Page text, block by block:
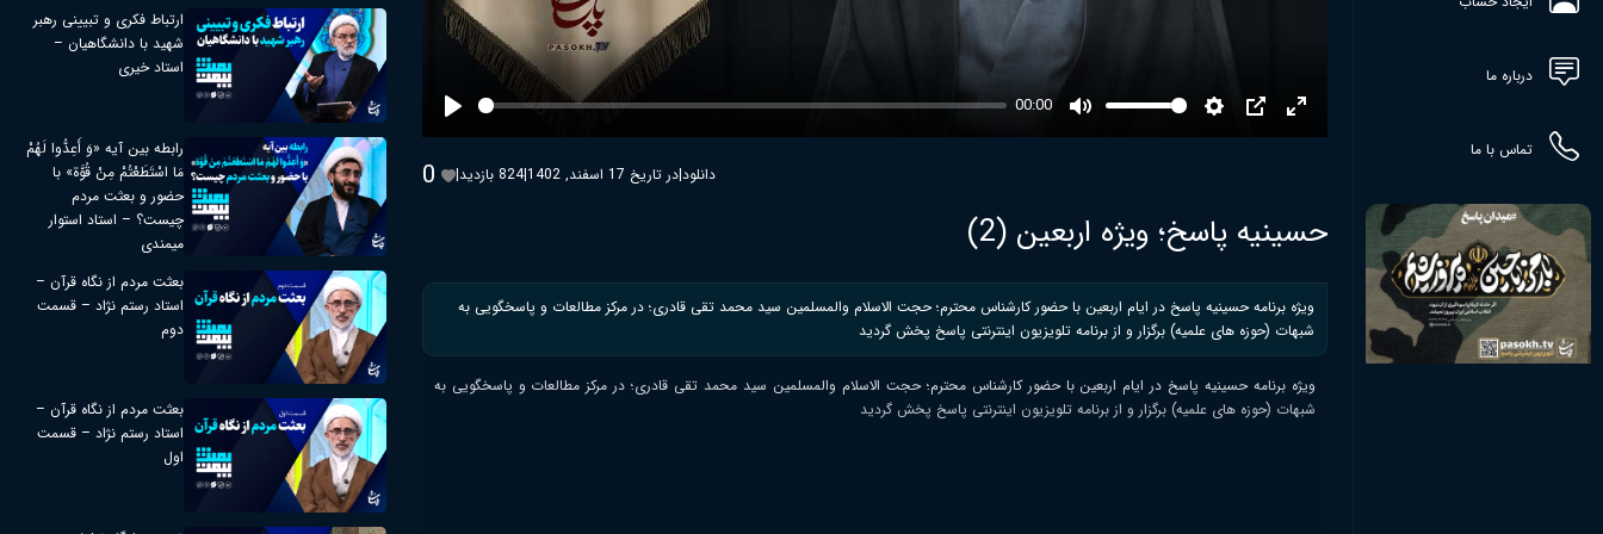
درباره ما
تماس با ما
00:00
0 | 824 بازدید| در تاریخ 17 اسفند, 1402|دانلود
حسینیه پاسخ؛ ویژه اربعین (2)
ویژه برنامه حسینیه پاسخ در ایام اربعین با حضور کارشناس محترم؛ حجت الاسلام والمسلمین سید محمد تقی قادری؛ در مرکز مطالعات و پاسخگویی به
شبهات (حوزه های علمیه) برگزار و از برنامه تلویزیون اینترنتی پاسخ پخش گردید
ویژه برنامه حسینیه پاسخ در ایام اربعین با حضور کارشناس محترم؛ حجت الاسلام والمسلمین سید محمد تقی قادری؛ در مرکز مطالعات و پاسخگویی به
شبهات (حوزه های علمیه) برگزار و از برنامه تلویزیون اینترنتی پاسخ پخش گردید
ارتباط فکری و تبیینی رهبر
شهید با دانشگاهیان –
استاد خیری
رابطه بین آیه «وَ أَعِدُّوا لَهُمْ
مَا اسْتَطَعْتُمْ مِنْ قُوَّة» با
حضور و بعثت مردم
چیست؟ – استاد استوار
میمندی
بعثت مردم از نگاه قرآن –
استاد رستم نژاد – قسمت
دوم
بعثت مردم از نگاه قرآن –
استاد رستم نژاد – قسمت
اول